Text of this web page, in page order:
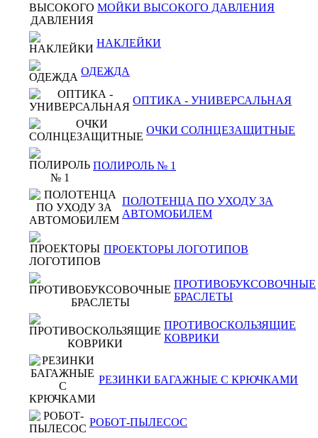
МОЙКИ ВЫСОКОГО ДАВЛЕНИЯ
НАКЛЕЙКИ
ОДЕЖДА
ОПТИКА - УНИВЕРСАЛЬНАЯ
ОЧКИ СОЛНЦЕЗАЩИТНЫЕ
ПОЛИРОЛЬ № 1
ПОЛОТЕНЦА ПО УХОДУ ЗА
АВТОМОБИЛЕМ
ПРОЕКТОРЫ ЛОГОТИПОВ
ПРОТИВОБУКСОВОЧНЫЕ
БРАСЛЕТЫ
ПРОТИВОСКОЛЬЗЯЩИЕ
КОВРИКИ
РЕЗИНКИ БАГАЖНЫЕ С КРЮЧКАМИ
РОБОТ-ПЫЛЕСОС